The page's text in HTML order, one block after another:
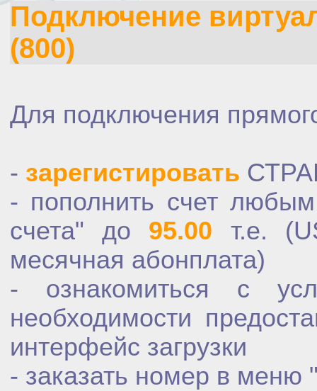
Подключение
(800)
Для подключения
- зарегистировать
- пополнить счет
счета" до 95.00 т.е.
месячная абонплата)
- ознакомиться с
необходимости
интерфейс загрузки
- заказать номер в